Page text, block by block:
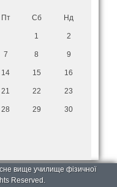
Пт Сб Нд
1 2
7 8 9
14 15 16
21 22 23
28 29 30
вище училище фізичної
Reserved.